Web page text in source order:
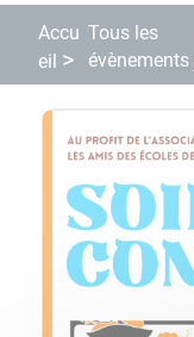
page
Accu
eil
Tous les
évènements